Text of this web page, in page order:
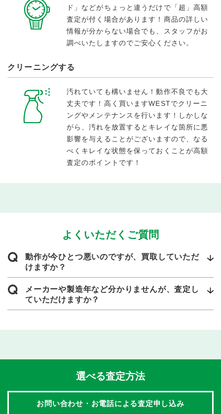
ド」などがちょっと違うだけで「超」高額
査定が付く場合があります！商品の詳しい
情報が分からない場合でも、スタッフがお
調べいたしますのでご安心ください。
クリーニングする
汚れていても構いません！動作不良でも大
丈夫です！高く買いますWESTでクリーニ
ングやメンテナンスを行います！しかしな
がら、汚れを放置するとキレイな箇所に悪
影響を与えることがございますので、なる
べくキレイな状態を保っておくことが高額
査定のポイントです！
よくいただくご質問
Q
動作が今ひとつ悪いのですが、買取していただ
けますか？
Q
メーカーや製造年など分かりませんが、査定し
ていただけますか？
選べる査定方法
お問い合わせ・お電話による査定申し込み